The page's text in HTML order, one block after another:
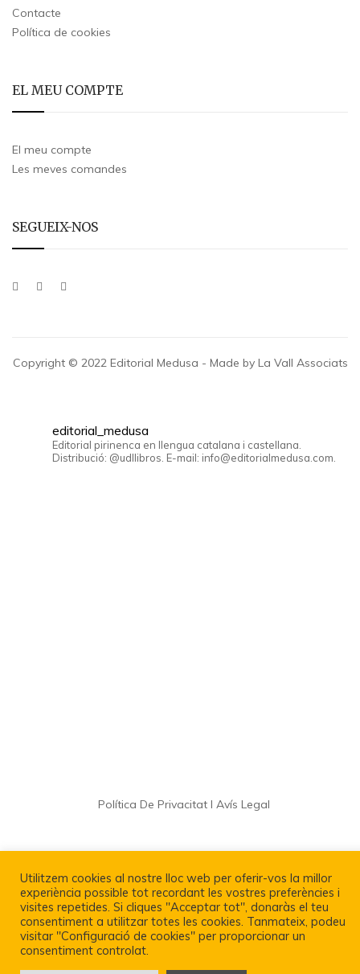
Contacte
Política de cookies
EL MEU COMPTE
El meu compte
Les meves comandes
SEGUEIX-NOS
Copyright © 2022 Editorial Medusa - Made by La Vall Associats
editorial_medusa
Editorial pirinenca en llengua catalana i castellana.
Distribució: @udllibros. E-mail: info@editorialmedusa.com.
Política De Privacitat I Avís Legal
Utilitzem cookies al nostre lloc web per oferir-vos la millor
experiència possible tot recordant les vostres preferències i
visites repetides. Si cliques "Acceptar tot", donaràs el teu
consentiment a utilitzar totes les cookies. Tanmateix, podeu
visitar "Configuració de cookies" per proporcionar un
consentiment controlat.